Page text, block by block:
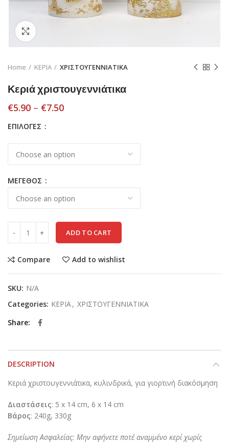
Home ΚΕΡΙΑ ΧΡΙΣΤΟΥΓΕΝΝΙΑΤΙΚΑ
Κεριά χριστουγεννιάτικα
€5.90 – €7.50
ΕΠΙΛΟΓΕΣ
ΜΕΓΕΘΟΣ
ADD TO CART
Compare Add to wishlist
SKU: N/A
Categories: ΚΕΡΙΑ, ΧΡΙΣΤΟΥΓΕΝΝΙΑΤΙΚΑ
Share
DESCRIPTION
Κεριά χριστουγεννιάτικα, κυλινδρικά, για γιορτινή διακόσμηση
Διαστάσεις: 5 x 14 cm, 6 x 14 cm
Βάρος: 240g, 330g
Σημείωση Ασφαλείας: Μην αφήνετε ποτέ αναμμένο κερί χωρίς